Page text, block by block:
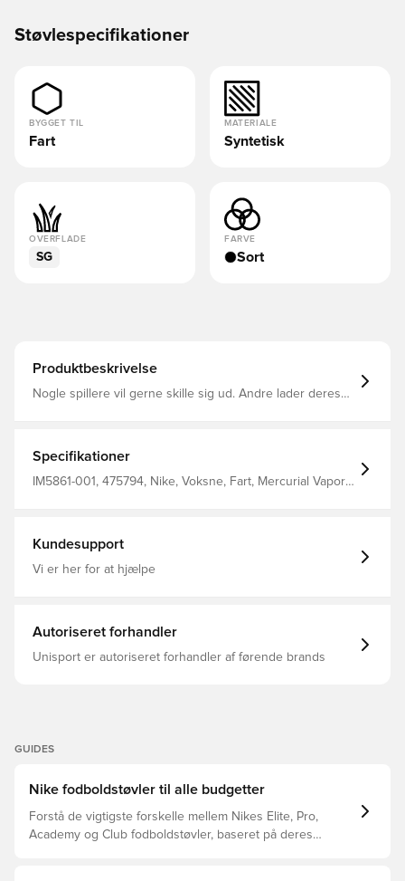
Støvlespecifikationer
BYGGET TIL
Fart
MATERIALE
Syntetisk
OVERFLADE
SG
FARVE
Sort
Produktbeskrivelse
Nogle spillere vil gerne skille sig ud. Andre lader deres
vores eksklusive lette plade, der hjælper med at give
kraft til skarpe drejninger og glatte retningsskift.
Specifikationer
IM5861-001, 475794, Nike, Voksne, Fart, Mercurial Vapor,
Kundesupport
Vi er her for at hjælpe
Autoriseret forhandler
Unisport er autoriseret forhandler af førende brands
GUIDES
Nike fodboldstøvler til alle budgetter
Forstå de vigtigste forskelle mellem Nikes Elite, Pro,
Academy og Club fodboldstøvler, baseret på deres